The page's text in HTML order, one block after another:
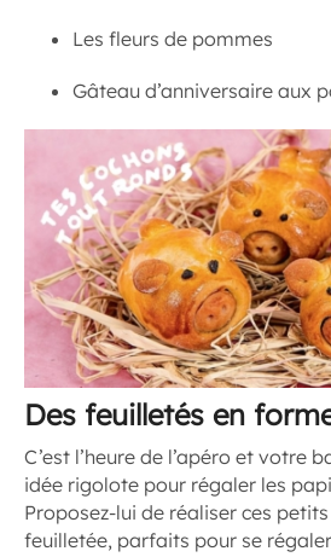
Les fleurs de pommes
Gâteau d’anniversaire aux
Des feuilletés en
C’est l’heure de l’apéro et votre
idée rigolote pour régaler les
Proposez-lui de réaliser ces
feuilletée, parfaits pour se